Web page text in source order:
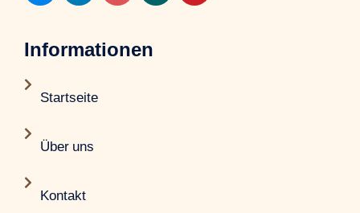
Informationen

Startseite

Über uns

Kontakt